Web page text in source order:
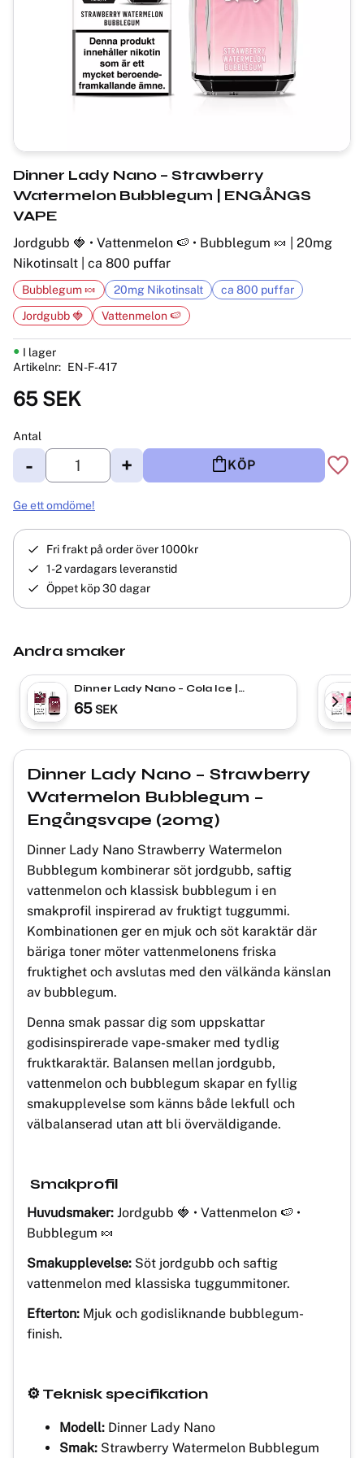
Dinner Lady Nano – Strawberry
Watermelon Bubblegum | ENGÅNGS
VAPE
Jordgubb 🍓 • Vattenmelon 🍉 • Bubblegum 🍬 | 20mg
Nikotinsalt | ca 800 puffar
65SEK
Antal
+
- KÖP
I lager
Artikelnr
EN-F-417
Bubblegum 🍬 20mg Nikotinsalt
ca 800 puffar
Jordgubb 🍓
Vattenmelon 🍉
Ge ett omdöme!
Fri frakt på order över 1000kr
1-2 vardagars leveranstid
Öppet köp 30 dagar
Andra smaker
Dinner Lady Nano – Cola Ice |
ENGÅNGS VAPE
65 SEK
Dinner Lady Nano – Strawberry
Watermelon Bubblegum –
Engångsvape (20mg)
Dinner Lady Nano Strawberry Watermelon
Bubblegum kombinerar söt jordgubb, saftig
vattenmelon och klassisk bubblegum i en
smakprofil inspirerad av fruktigt tuggummi.
Kombinationen ger en mjuk och söt karaktär där
bäriga toner möter vattenmelonens friska
fruktighet och avslutas med den välkända känslan
av bubblegum.
Denna smak passar dig som uppskattar
godisinspirerade vape-smaker med tydlig
fruktkaraktär. Balansen mellan jordgubb,
vattenmelon och bubblegum skapar en fyllig
smakupplevelse som känns både lekfull och
välbalanserad utan att bli överväldigande.
Smakprofil
Huvudsmaker: Jordgubb 🍓 • Vattenmelon 🍉 •
Bubblegum 🍬
Smakupplevelse: Söt jordgubb och saftig
vattenmelon med klassiska tuggummitoner.
Efterton: Mjuk och godisliknande bubblegum-
finish.
⚙️ Teknisk specifikation
Modell: Dinner Lady Nano
Smak: Strawberry Watermelon Bubblegum